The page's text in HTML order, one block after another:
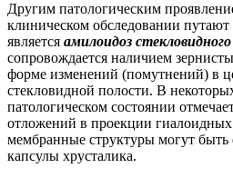
Другим патологическим
клиническом обследовании путают
является амилоидоз
сопровождается наличием
форме изменений (помутнений) в
стекловидной полости. В
патологическом состоянии
отложений в проекции
мембранные структуры могут
капсулы хрусталика.